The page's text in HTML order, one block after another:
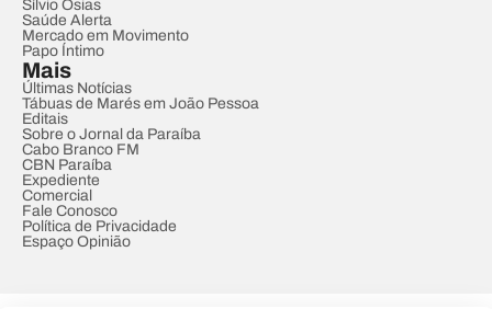
Sílvio Osias
Saúde Alerta
Mercado em Movimento
Papo Íntimo
Mais
Últimas Notícias
Tábuas de Marés em João Pessoa
Editais
Sobre o Jornal da Paraíba
Cabo Branco FM
CBN Paraíba
Expediente
Comercial
Fale Conosco
Política de Privacidade
Espaço Opinião